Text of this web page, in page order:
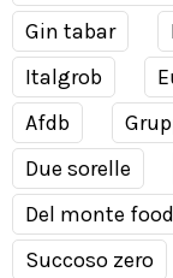
Gin tabar
Italgrob
Afdb
Due sorelle
Del monte
Succoso zero